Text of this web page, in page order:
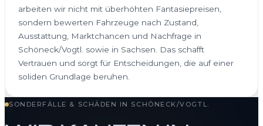
arbeiten wir nicht mit überhöhten Fantasiepreisen,
sondern bewerten Fahrzeuge nach Zustand,
Ausstattung, Marktchancen und Nachfrage in
Schöneck/Vogtl. sowie in Sachsen. Das schafft
Vertrauen und sorgt für Entscheidungen, die auf einer
soliden Grundlage beruhen.
SONDERFÄLLE & SCHÄDEN IN SCHÖNECK/VOGTL.